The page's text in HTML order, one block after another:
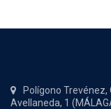
Polígono Trevénez,
Avellaneda, 1